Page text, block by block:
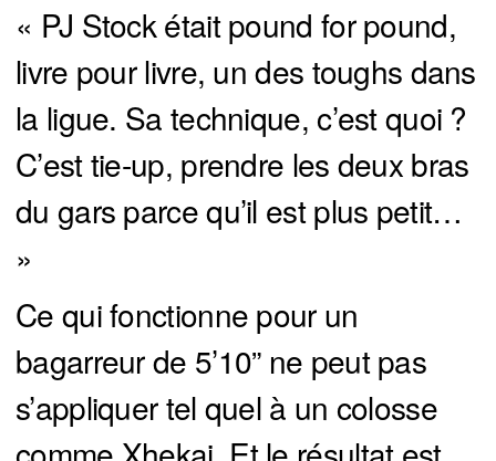
« PJ Stock était pound for pound,
livre pour livre, un des toughs dans
la ligue. Sa technique, c’est quoi ?
C’est tie-up, prendre les deux bras
du gars parce qu’il est plus petit…
»
Ce qui fonctionne pour un
bagarreur de 5’10” ne peut pas
s’appliquer tel quel à un colosse